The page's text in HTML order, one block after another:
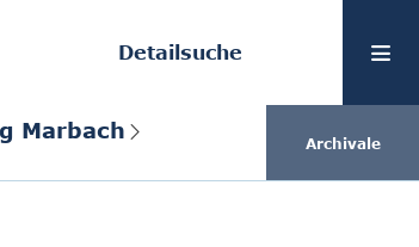
Detailsuche
Marbach
Archivale